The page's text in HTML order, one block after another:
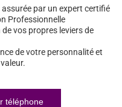
par un expert certifié
Professionnelle
vos propres leviers de
de votre personnalité et
téléphone